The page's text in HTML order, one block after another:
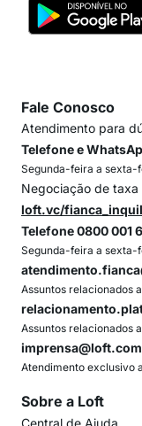
Fale Conosco
Atendimento para
Telefone e
Segunda-feira a sexta-
Negociação de taxa
loft.vc/
Telefone 0800 001
Segunda-feira a sexta-
Assuntos relacionados
Assuntos relacionados
Atendimento exclusivo
Sobre a Loft
Central de Ajuda